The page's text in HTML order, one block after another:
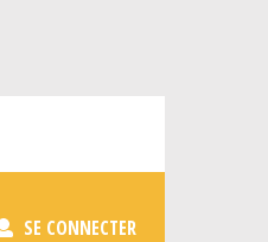
SE CONNECTER